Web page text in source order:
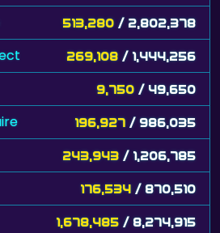
513,280 / 2,802,378
269,108 / 1,444,256
9,750 / 49,650
196,927 / 986,035
243,943 / 1,206,785
176,534 / 870,510
1,678,485 / 8,274,915